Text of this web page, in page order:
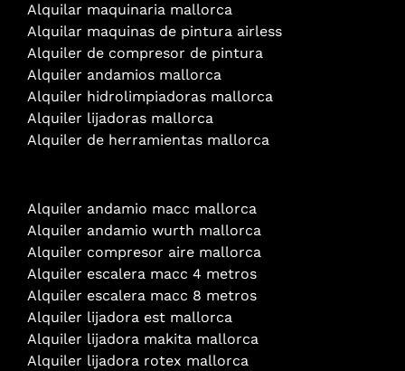
Alquilar maquinaria mallorca
Alquilar maquinas de pintura airless
Alquiler de compresor de pintura
Alquiler andamios mallorca
Alquiler hidrolimpiadoras mallorca
Alquiler lijadoras mallorca
Alquiler de herramientas mallorca
Alquiler andamio macc mallorca
Alquiler andamio wurth mallorca
Alquiler compresor aire mallorca
Alquiler escalera macc 4 metros
Alquiler escalera macc 8 metros
Alquiler lijadora est mallorca
Alquiler lijadora makita mallorca
Alquiler lijadora rotex mallorca